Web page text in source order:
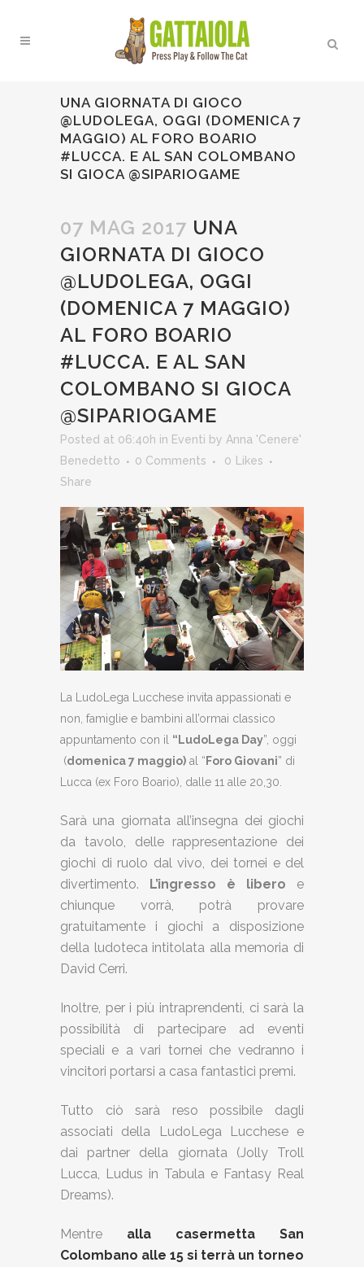
UNA GIORNATA DI GIOCO
@LUDOLEGA, OGGI (DOMENICA 7
MAGGIO) AL FORO BOARIO
#LUCCA. E AL SAN COLOMBANO
SI GIOCA @SIPARIOGAME
07 MAG 2017 UNA
GIORNATA DI GIOCO
@LUDOLEGA, OGGI
(DOMENICA 7 MAGGIO)
AL FORO BOARIO
#LUCCA. E AL SAN
COLOMBANO SI GIOCA
@SIPARIOGAME
Posted at 06:40h in Eventi by Anna 'Cenere'
Benedetto
0 Comments 0
Likes
Share
La LudoLega Lucchese invita appassionati e
non, famiglie e bambini all’ormai classico
appuntamento con il “LudoLega Day”, oggi
(domenica 7 maggio) al “ Foro Giovani” di
Lucca (ex Foro Boario), dalle 11 alle 20,30.
Sarà una giornata all’insegna dei giochi
da tavolo, delle rappresentazione dei
giochi di ruolo dal vivo, dei tornei e del
divertimento. L’ingresso è libero e
chiunque vorrà, potrà provare
gratuitamente i giochi a disposizione
della ludoteca intitolata alla memoria di
David Cerri.
Inoltre, per i più intraprendenti, ci sarà la
possibilità di partecipare ad eventi
speciali e a vari tornei che vedranno i
vincitori portarsi a casa fantastici premi.
Tutto ciò sarà reso possibile dagli
associati della LudoLega Lucchese e
dai partner della giornata (Jolly Troll
Lucca, Ludus in Tabula e Fantasy Real
Dreams).
Mentre alla casermetta San
Colombano alle 15 si terrà un torneo